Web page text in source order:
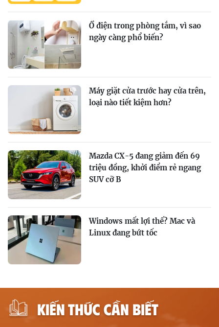
Ổ điện trong phòng tắm, vì sao
ngày càng phổ biến?
Máy giặt cửa trước hay cửa trên,
loại nào tiết kiệm hơn?
Mazda CX-5 đang giảm đến 69
triệu đồng, khởi điểm rẻ ngang
SUV cỡ B
Windows mất lợi thế? Mac và
Linux đang bứt tốc
KIẾN THỨC CẦN BIẾT